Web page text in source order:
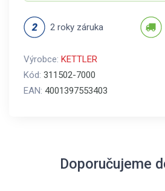
2 roky záruka
Výrobce: KETTLER
Kód: 311502-7000
EAN: 4001397553403
Doporučujeme